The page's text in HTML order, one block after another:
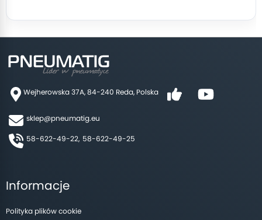
Wejherowska 37A, 84-240 Reda, Polska
sklep@pneumatig.eu
58-622-49-22, 58-622-49-25
Informacje
Polityka plików cookie